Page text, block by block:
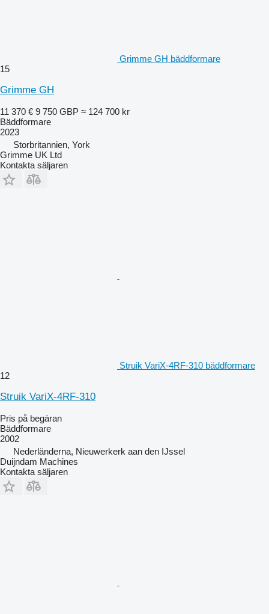
Grimme GH bäddformare
15
Grimme GH
11 370 € 9 750 GBP ≈ 124 700 kr
Bäddformare
2023
Storbritannien, York
Grimme UK Ltd
Kontakta säljaren
Struik VariX-4RF-310 bäddformare
12
Struik VariX-4RF-310
Pris på begäran
Bäddformare
2002
Nederländerna, Nieuwerkerk aan den IJssel
Duijndam Machines
Kontakta säljaren